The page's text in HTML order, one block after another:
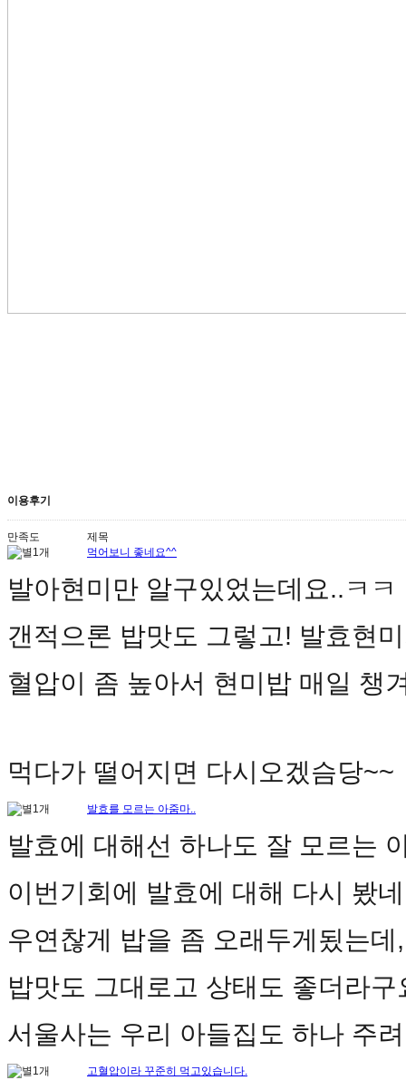
이용후기
만족도
제목
먹어보니 좋네요^^
발아현미만 알구있었는데요..ㅋㅋ
갠적으론 밥맛도 그렇고! 발효현
혈압이 좀 높아서 현미밥 매일 챙
먹다가 떨어지면 다시오겠슴당~~
발효를 모르는 아줌마..
발효에 대해선 하나도 잘 모르는
이번기회에 발효에 대해 다시 봤
우연찮게 밥을 좀 오래두게됬는
밥맛도 그대로고 상태도 좋더라
서울사는 우리 아들집도 하나 주
고혈압이라 꾸준히 먹고있습니다.